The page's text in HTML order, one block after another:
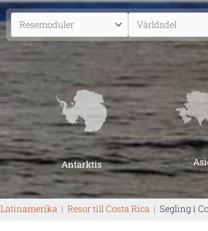
Antarktis
Latinamerika | Resor till Costa Rica | Segling i